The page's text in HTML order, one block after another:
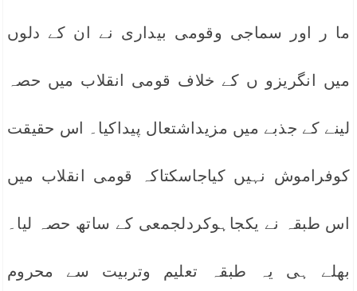
ما ر اور سماجی وقومی بیداری نے ان کے دلوں
میں انگریزو ں کے خلاف قومی انقلاب میں حصہ
لینے کے جذبے میں مزیداشتعال پیداکیا۔ اس حقیقت
کوفراموش نہیں کیاجاسکتاکہ قومی انقلاب میں
اس طبقہ نے یکجاہوکردلجمعی کے ساتھ حصہ لیا۔
بھلے ہی یہ طبقہ تعلیم وتربیت سے محروم